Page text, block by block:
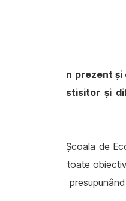
până în prezent
Cât de costisitor și
pentru că Școala de
în care există toate
obiective,